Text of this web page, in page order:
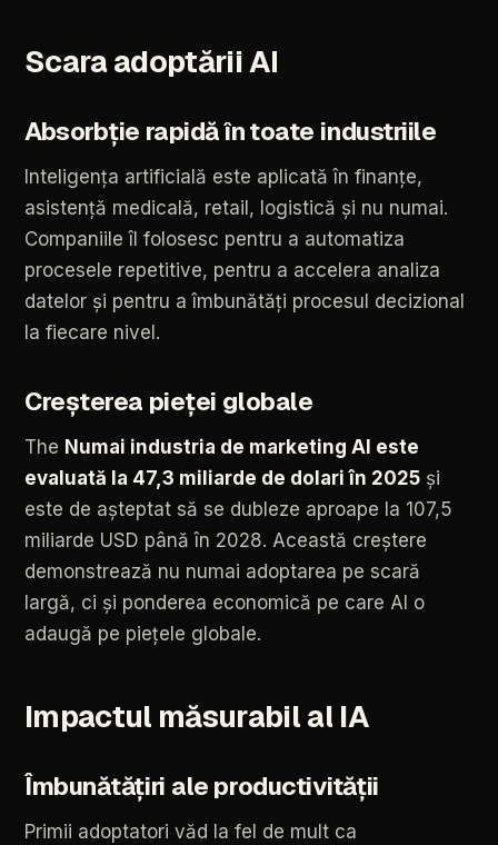
ScaraadoptăriiAI
Absorbție rapidăîntoate industriile
Inteligența artificială este aplicată în finanțe,
asistență medicală, retail, logistică și nu numai.
Companiile îl folosesc pentru a automatiza
procesele repetitive, pentru a accelera analiza
datelor și pentru a îmbunătăți procesul decizional
la fiecare nivel.
Creșterea pieței globale
The Numai industria de marketing AI este
evaluată la 47,3 miliarde de dolari în 2025 și
este de așteptat să se dubleze aproape la 107,5
miliarde USD până în 2028. Această creștere
demonstrează nu numai adoptarea pe scară
largă, ci și ponderea economică pe care AI o
adaugă pe piețele globale.
Impactul măsurabil al IA
Îmbunătățiri ale productivității
Primii adoptatori văd la fel de mult ca